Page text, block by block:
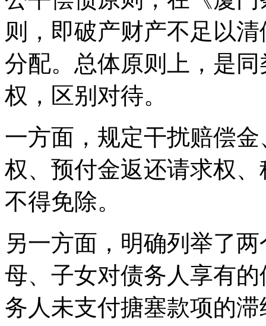
则，即破产财产不足以
分配。总体原则上，是
权，区别对待。
一方面，规定干扰赔偿
权、预付金返还请求权
不得免除。
另一方面，明确列举了
母、子女对债务人享有
务人未支付搪塞款项的